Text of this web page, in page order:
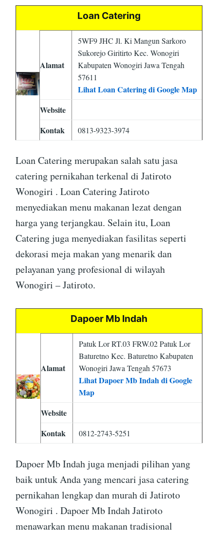
Loan Catering
Alamat
5WF9 JHC Jl. Ki Mangun Sarkoro
Sukorejo Giritirto Kec. Wonogiri
Kabupaten Wonogiri Jawa Tengah
57611
Lihat Loan Catering di Google Map
Website
Kontak
0813-9323-3974
Loan Catering merupakan salah satu jasa
catering pernikahan terkenal di Jatiroto
Wonogiri . Loan Catering Jatiroto
menyediakan menu makanan lezat dengan
harga yang terjangkau. Selain itu, Loan
Catering juga menyediakan fasilitas seperti
dekorasi meja makan yang menarik dan
pelayanan yang profesional di wilayah
Wonogiri – Jatiroto.
Dapoer Mb Indah
Alamat
Patuk Lor RT.03 FRW.02 Patuk Lor
Baturetno Kec. Baturetno Kabupaten
Wonogiri Jawa Tengah 57673
Lihat Dapoer Mb Indah di Google
Map
Website
Kontak
0812-2743-5251
Dapoer Mb Indah juga menjadi pilihan yang
baik untuk Anda yang mencari jasa catering
pernikahan lengkap dan murah di Jatiroto
Wonogiri . Dapoer Mb Indah Jatiroto
menawarkan menu makanan tradisional